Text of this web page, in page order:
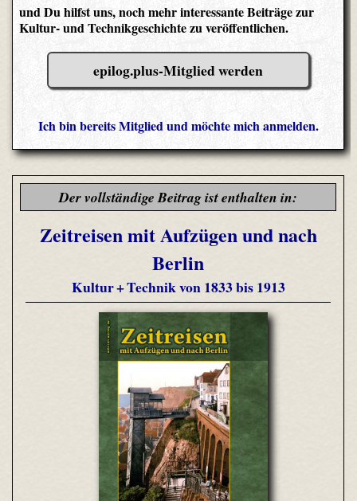
und Du hilfst uns, noch mehr interessante Beiträge zur
Kultur- und Technikgeschichte zu veröffentlichen.
epilog.plus-Mitglied werden
Ich bin bereits Mitglied und möchte mich anmelden.
Der vollständige Beitrag ist enthalten in:
Zeitreisen mit Aufzügen und nach
Berlin
Kultur + Technik von 1833 bis 1913